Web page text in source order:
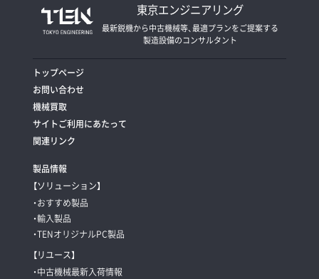
東京エンジニアリング
最新鋭機から中古機械等、最適プランをご提案する
製造設備のコンサルタント
トップページ
お問い合わせ
機械買取
サイトご利用にあたって
関連リンク
製品情報
【ソリューション】
・おすすめ製品
・輸入製品
・TENオリジナルPC製品
【リユース】
・中古機械最新入荷情報